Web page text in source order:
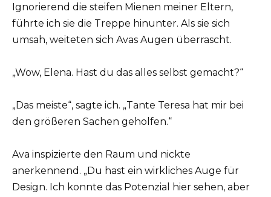
Ignorierend die steifen Mienen meiner Eltern,
führte ich sie die Treppe hinunter. Als sie sich
umsah, weiteten sich Avas Augen überrascht.
„Wow, Elena. Hast du das alles selbst gemacht?“
„Das meiste“, sagte ich. „Tante Teresa hat mir bei
den größeren Sachen geholfen.“
Ava inspizierte den Raum und nickte
anerkennend. „Du hast ein wirkliches Auge für
Design. Ich konnte das Potenzial hier sehen, aber